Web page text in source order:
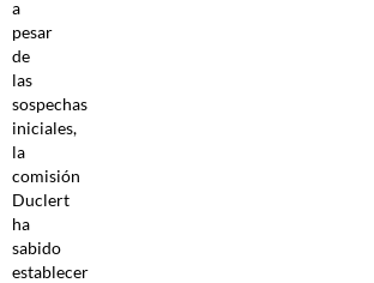
a
pesar
de
las
sospechas
iniciales,
la
comisión
Duclert
ha
sabido
establecer